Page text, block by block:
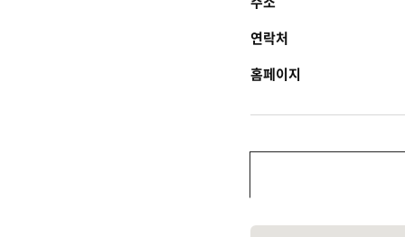
연락처
홈페이지